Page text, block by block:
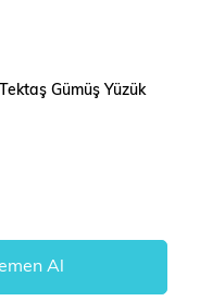
Gümüş Yüzük